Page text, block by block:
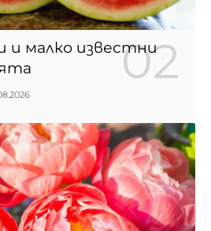
и малко известни